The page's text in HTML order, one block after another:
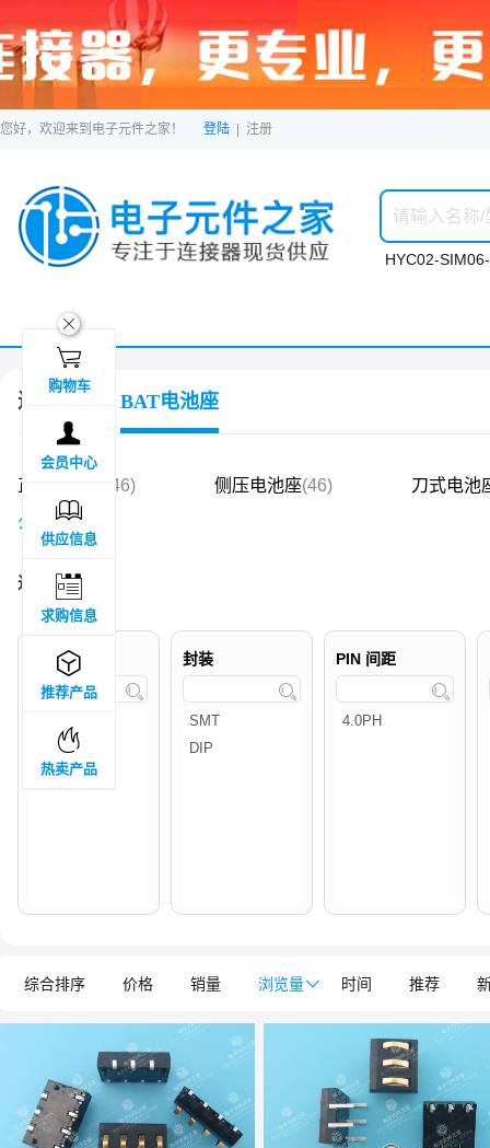
您好，欢迎来到电子元件之家！ 登陆 注册
HYC02-
连接器 BAT电池座
正压电池座 (46) 侧压电池座(46)
刀式电池
公座
(2)
过滤结果 :
品牌属地

封装

PIN 间距

综合排序 价格 销量 浏览量 时间 推荐
ဆ

购物车

会员中心

供应信息

求购信息

推荐产品

热卖产品